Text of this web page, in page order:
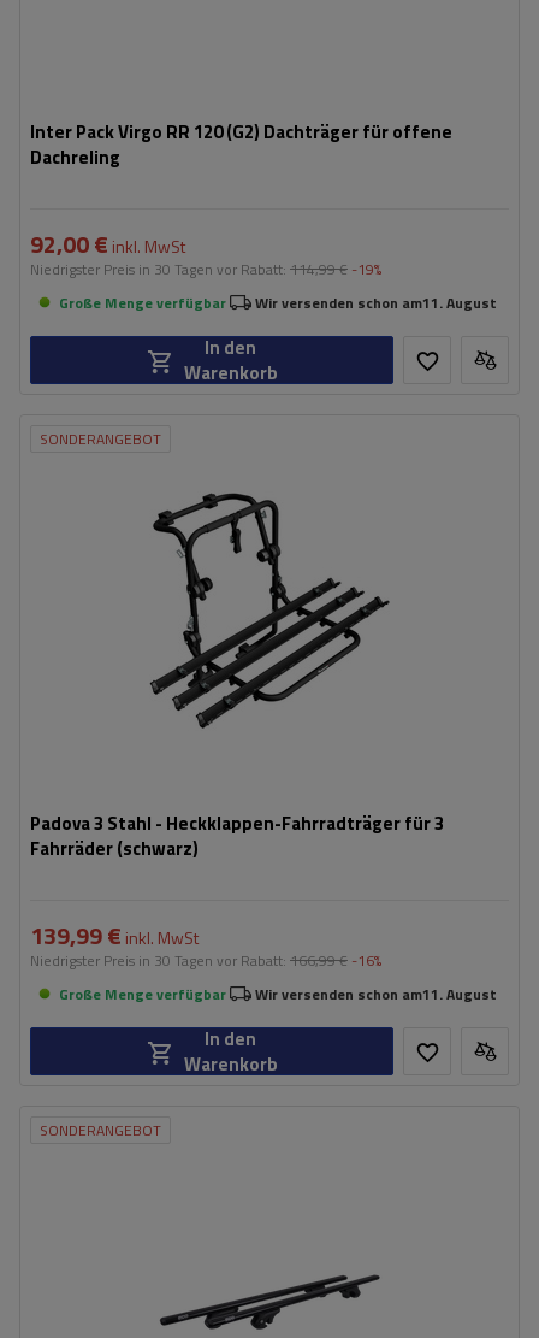
Inter Pack Virgo RR 120 (G2) Dachträger für offene
Dachreling
92,00 € inkl. MwSt
Niedrigster Preis in 30 Tagen vor Rabatt: 114,99 € -19%
Große Menge verfügbar
Wir versenden schon am11. August
In den
Warenkorb
SONDERANGEBOT
Padova 3 Stahl - Heckklappen-Fahrradträger für 3
Fahrräder (schwarz)
universelles Montagesystem
kompatibel mit allen Karosseriearten
139,99 € inkl. MwSt
Niedrigster Preis in 30 Tagen vor Rabatt: 166,99 € -16%
Große Menge verfügbar
Wir versenden schon am11. August
In den
Warenkorb
SONDERANGEBOT